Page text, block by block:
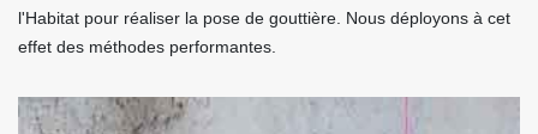
l'Habitat pour réaliser la pose de gouttière. Nous déployons à cet
effet des méthodes performantes.